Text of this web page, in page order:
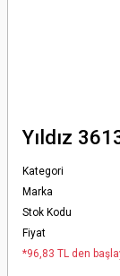
Yıldız
Kategori
Marka
Stok Kodu
Fiyat
*96,83 TL den